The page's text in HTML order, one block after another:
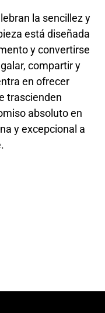
la sencillez y
está diseñada
y convertirse
compartir y
en ofrecer
trascienden
absoluto en
y excepcional a